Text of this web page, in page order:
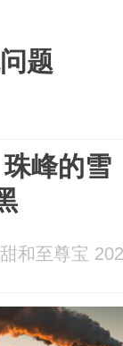
题
珠峰的雪
和至尊宝